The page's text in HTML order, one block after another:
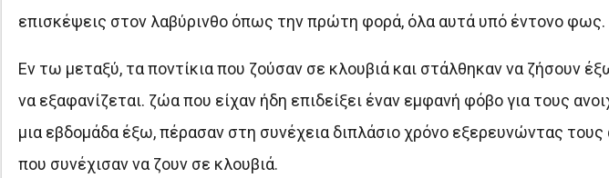
επισκέψεις στον λαβύρινθο όπως την πρώτη φορά, όλα αυτά υπό έντονο φως.
Εν τω μεταξύ, τα ποντίκια που ζούσαν σε κλουβιά και στάλθηκαν να ζήσουν
να εξαφανίζεται. ζώα που είχαν ήδη επιδείξει έναν εμφανή φόβο για τους
μια εβδομάδα έξω, πέρασαν στη συνέχεια διπλάσιο χρόνο εξερευνώντας
που συνέχισαν να ζουν σε κλουβιά.